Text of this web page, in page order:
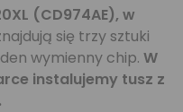
(CD974AE), w
się trzy sztuki
wymienny chip. W
instalujemy tusz z